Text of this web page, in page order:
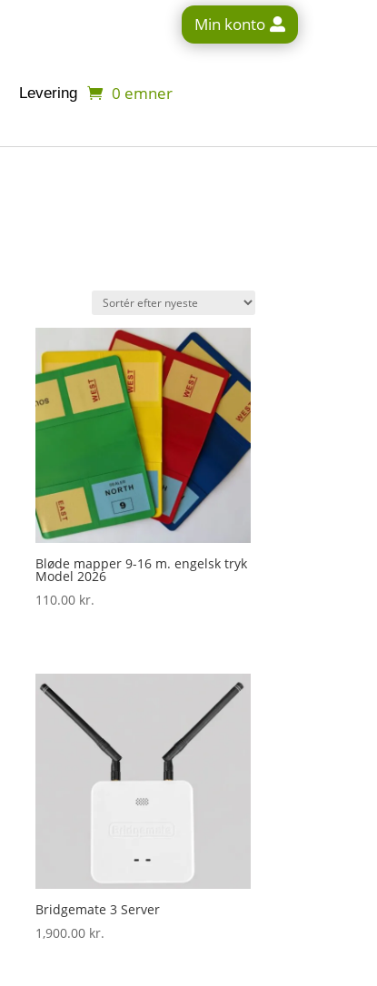
Min konto
Levering 0 emner
Bløde mapper 9-16 m. engelsk tryk
Model 2026
110.00 kr.
Bridgemate 3 Server
1,900.00 kr.